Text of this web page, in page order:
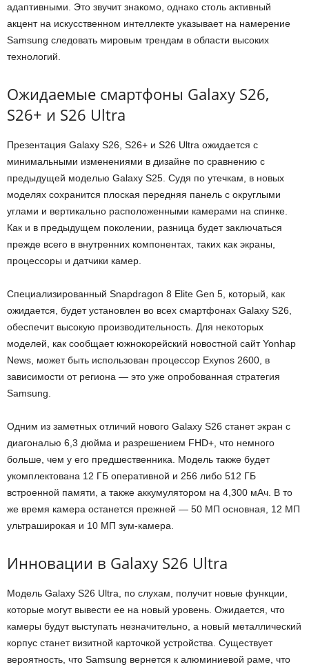
адаптивными. Это звучит знакомо, однако столь активный
акцент на искусственном интеллекте указывает на намерение
Samsung следовать мировым трендам в области высоких
технологий.
Ожидаемые смартфоны Galaxy S26,
S26+ и S26 Ultra
Презентация Galaxy S26, S26+ и S26 Ultra ожидается с
минимальными изменениями в дизайне по сравнению с
предыдущей моделью Galaxy S25. Судя по утечкам, в новых
моделях сохранится плоская передняя панель с округлыми
углами и вертикально расположенными камерами на спинке.
Как и в предыдущем поколении, разница будет заключаться
прежде всего в внутренних компонентах, таких как экраны,
процессоры и датчики камер.
Специализированный Snapdragon 8 Elite Gen 5, который, как
ожидается, будет установлен во всех смартфонах Galaxy S26,
обеспечит высокую производительность. Для некоторых
моделей, как сообщает южнокорейский новостной сайт Yonhap
News, может быть использован процессор Exynos 2600, в
зависимости от региона — это уже опробованная стратегия
Samsung.
Одним из заметных отличий нового Galaxy S26 станет экран с
диагональю 6,3 дюйма и разрешением FHD+, что немного
больше, чем у его предшественника. Модель также будет
укомплектована 12 ГБ оперативной и 256 либо 512 ГБ
встроенной памяти, а также аккумулятором на 4,300 мАч. В то
же время камера останется прежней — 50 МП основная, 12 МП
ультраширокая и 10 МП зум-камера.
Инновации в Galaxy S26 Ultra
Модель Galaxy S26 Ultra, по слухам, получит новые функции,
которые могут вывести ее на новый уровень. Ожидается, что
камеры будут выступать незначительно, а новый металлический
корпус станет визитной карточкой устройства. Существует
вероятность, что Samsung вернется к алюминиевой раме, что